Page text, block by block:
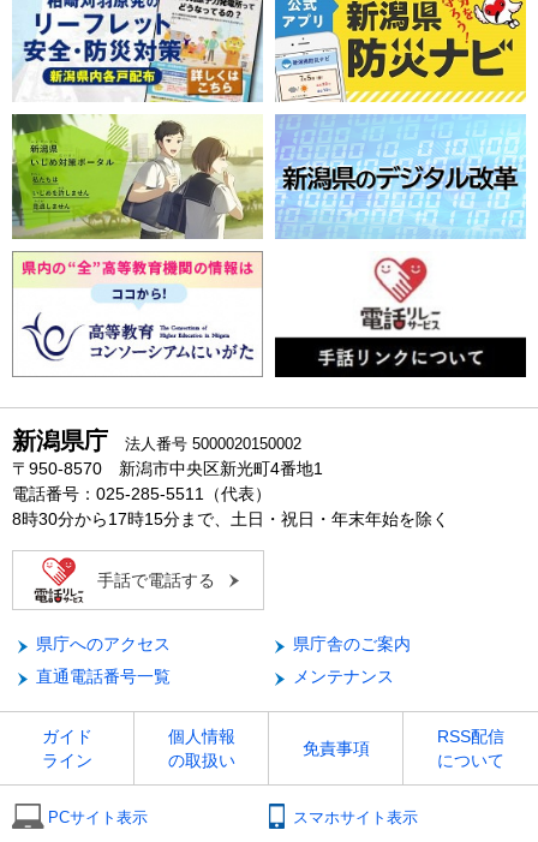
新潟県庁 法人番号 5000020150002
〒950-8570 新潟市中央区新光町4番地1
電話番号：025-285-5511（代表）
8時30分から17時15分まで、土日・祝日・年末年始を除く
手話で電話する
県庁へのアクセス
県庁舎のご案内
直通電話番号一覧
メンテナンス
ガイド
ライン
個人情報
の取扱い
免責事項
RSS配信
について
PCサイト表示 スマホサイト表示